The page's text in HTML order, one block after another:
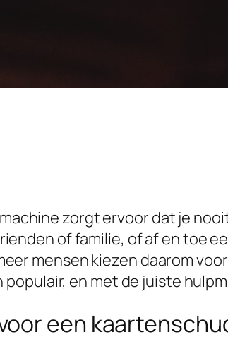
zorgt ervoor dat je
of familie, of af en toe
mensen kiezen daarom
populair, en met de juiste
een